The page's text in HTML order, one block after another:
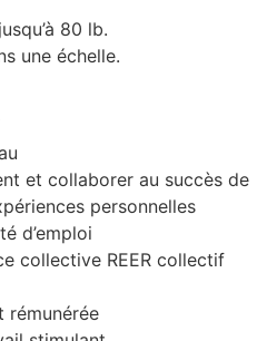
80 lb.
une échelle.
et collaborer au succès de
personnelles
d’emploi
collective REER collectif
rémunérée